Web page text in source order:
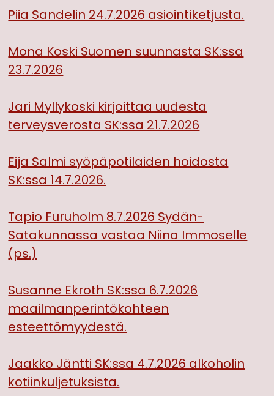
Piia Sandelin 24.7.2026 asiointiketjusta.
Mona Koski Suomen suunnasta SK:ssa
23.7.2026
Jari Myllykoski kirjoittaa uudesta
terveysverosta SK:ssa 21.7.2026
Eija Salmi syöpäpotilaiden hoidosta
SK:ssa 14.7.2026.
Tapio Furuholm 8.7.2026 Sydän-
Satakunnassa vastaa Niina Immoselle
(ps.)
Susanne Ekroth SK:ssa 6.7.2026
maailmanperintökohteen
esteettömyydestä.
Jaakko Jäntti SK:ssa 4.7.2026 alkoholin
kotiinkuljetuksista.